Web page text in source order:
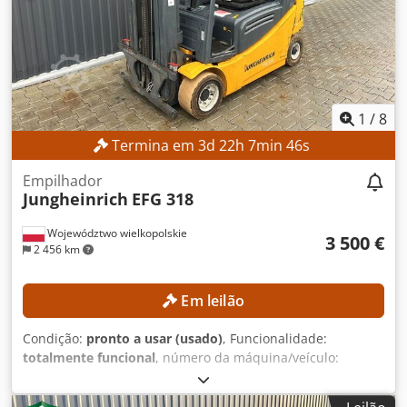
15 A Corrente de curto-circuito: 2,5 kA Tipo de fonte de
alimentação: ERAR-1000-06VX8-E10 EQUIPAMENTO Braço
do robô Yaskawa Motoman GP8 Controlador de robô
Yaskawa YRC1000
1 /8
Termina em 3d 22h 7min 45s
Województwo wielkopolskie
2 456 km
Empilhador
Jungheinrich EFG 318
3 500 €
Em leilão
Condição: pronto a usar (usado), Funcionalidade:
totalmente funcional, número da máquina/veículo:
2015
15 254 h, altura de elevação:4 700 mm, elevação livre: